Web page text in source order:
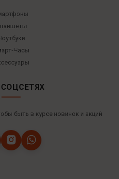
Часы
быть в курсе новинок и акций